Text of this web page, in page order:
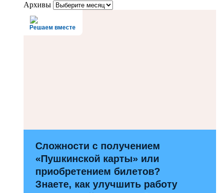
Архивы
Решаем вместе
Сложности с получением
«Пушкинской карты» или
приобретением билетов?
Знаете, как улучшить работу